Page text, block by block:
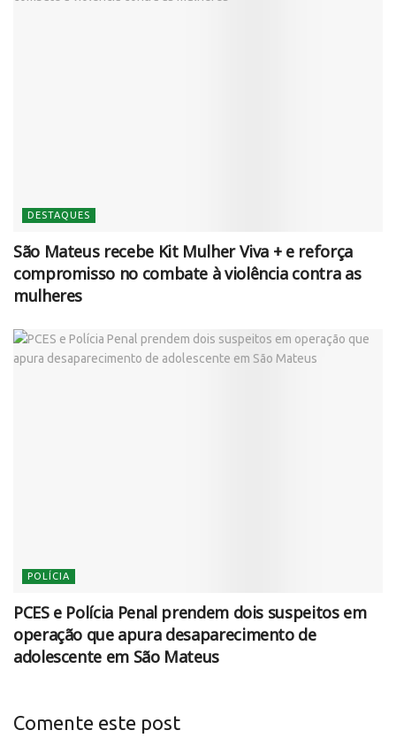
DESTAQUES
São Mateus recebe Kit Mulher Viva + e reforça
compromisso no combate à violência contra as
mulheres
POLÍCIA
PCES e Polícia Penal prendem dois suspeitos em
operação que apura desaparecimento de
adolescente em São Mateus
Comente este post